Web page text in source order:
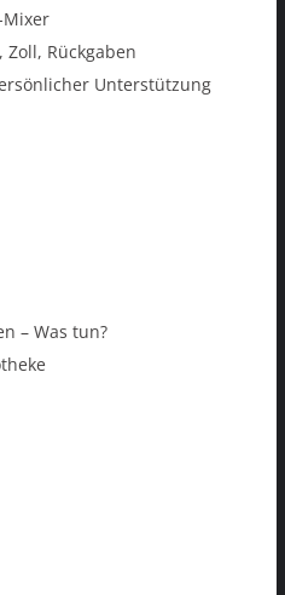
Mixer
Rückgaben
Unterstützung
– Was tun?